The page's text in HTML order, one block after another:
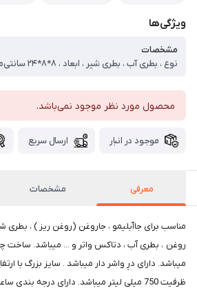
ویژگی‌ها
مشخصات
محصول مورد نظر موجود نمی‌باشد.
موجود در انبار ارسال سریع
معرفی مشخصات
مناسب برای جاآبلیمو ، جاروغن (روغن ریز ) ، بطری
روغن ، بطری آب ، دتاکس واتر و ... میباشد. ساخت
ظرفیت 750 میلی لیتر میباشد. دارای درجه بندی ساعت می باشد.